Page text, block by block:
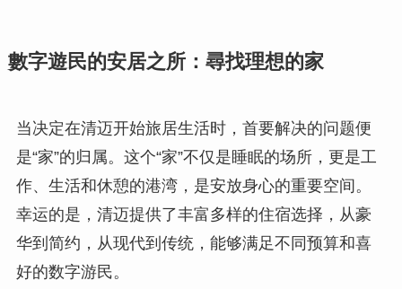
數字遊民的安居之所：尋找理想的家
当决定在清迈开始旅居生活时，首要解决的问题便
是“家”的归属。这个“家”不仅是睡眠的场所，更是工
作、生活和休憩的港湾，是安放身心的重要空间。
幸运的是，清迈提供了丰富多样的住宿选择，从豪
华到简约，从现代到传统，能够满足不同预算和喜
好的数字游民。